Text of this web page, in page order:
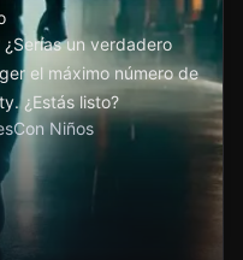
¿Serías un verdadero
el máximo número de
¿Estás listo?
Con Niños